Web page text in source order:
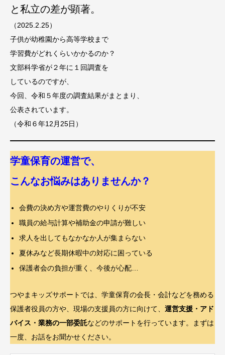
と私立の差が顕著。
（2025.2.25）
子供が幼稚園から高等学校まで
学習費がどれくらいかかるのか？
文部科学省が２年に１回調査を
しているのですが、
今回、令和５年度の調査結果がまとまり、
公表されています。
（令和６年12月25日）
学童保育の運営で、
こんなお悩みはありませんか？
会費の決め方や運営費のやりくりが不安
職員の給与計算や補助金の申請が難しい
求人を出してもなかなか人が集まらない
夏休みなど長期休暇中の対応に困っている
保護者会の負担が重く、今後が心配…
つやまキッズサポートでは、学童保育の会長・会計などを務める
保護者役員の方や、現場の支援員の方に向けて、 運営支援・アド
バイス・業務の一部委託などのサポートを行っています。まずは
一度、お話をお聞かせください。